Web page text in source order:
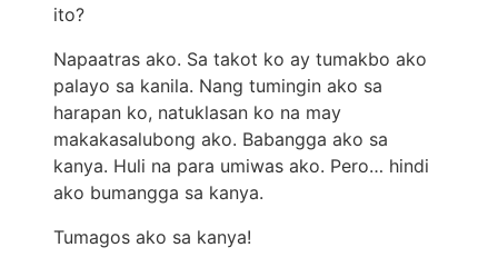
ito?
Napaatras ako. Sa takot ko ay tumakbo ako
palayo sa kanila. Nang tumingin ako sa
harapan ko, natuklasan ko na may
makakasalubong ako. Babangga ako sa
kanya. Huli na para umiwas ako. Pero… hindi
ako bumangga sa kanya.
Tumagos ako sa kanya!